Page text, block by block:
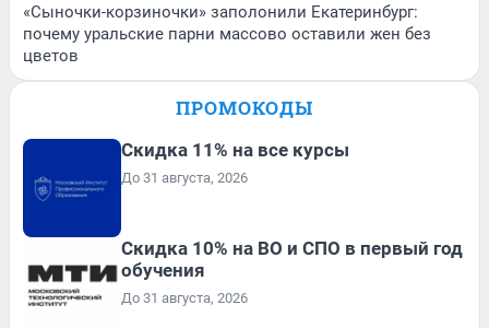
«Сыночки-корзиночки» заполонили Екатеринбург:
почему уральские парни массово оставили жен без
цветов
ПРОМОКОДЫ
Скидка 11% на все курсы
До 31 августа, 2026
Скидка 10% на ВО и СПО в первый год
обучения
До 31 августа, 2026